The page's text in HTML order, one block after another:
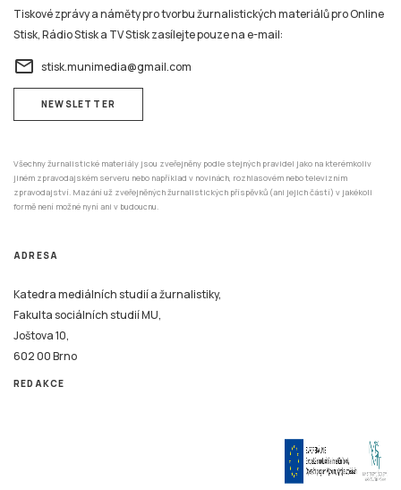
Tiskové zprávy a náměty pro tvorbu žurnalistických materiálů pro Online
Stisk, Rádio Stisk a TV Stisk zasílejte pouze na e-mail:
email stisk.munimedia@gmail.com
NEWSLETTER
Všechny žurnalistické materiály jsou zveřejněny podle stejných pravidel jako na kterémkoliv
jiném zpravodajském serveru nebo například v novinách, rozhlasovém nebo televizním
zpravodajství. Mazání už zveřejněných žurnalistických příspěvků (ani jejich částí) v jakékoli
formě není možné nyní ani v budoucnu.
ADRESA
Katedra mediálních studií a žurnalistiky,
Fakulta sociálních studií MU,
Joštova 10,
602 00 Brno
REDAKCE